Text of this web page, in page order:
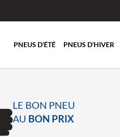
PNEUS D’ÉTÉ PNEUS D’HIVER
LE BON PNEU
AU BON PRIX